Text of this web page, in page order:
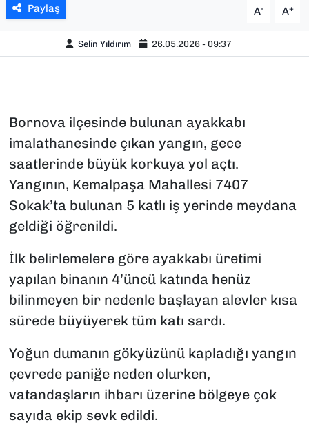
Paylaş A- A+
Selin Yıldırım 26.05.2026 - 09:37
Bornova ilçesinde bulunan ayakkabı
imalathanesinde çıkan yangın, gece
saatlerinde büyük korkuya yol açtı.
Yangının, Kemalpaşa Mahallesi 7407
Sokak’ta bulunan 5 katlı iş yerinde meydana
geldiği öğrenildi.
İlk belirlemelere göre ayakkabı üretimi
yapılan binanın 4’üncü katında henüz
bilinmeyen bir nedenle başlayan alevler kısa
sürede büyüyerek tüm katı sardı.
Yoğun dumanın gökyüzünü kapladığı yangın
çevrede paniğe neden olurken,
vatandaşların ihbarı üzerine bölgeye çok
sayıda ekip sevk edildi.